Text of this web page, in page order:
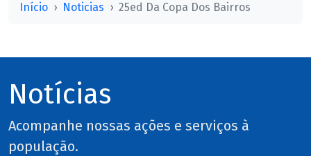
Início Noticias 25ed Da Copa Dos Bairros
Notícias
Acompanhe nossas ações e serviços à
população.